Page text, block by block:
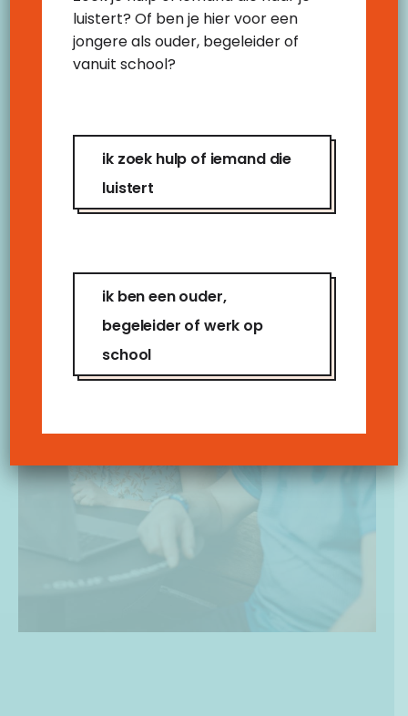
iemand kan praten die je écht snapt. Dat
lucht op. Geeft rust. En helpt je verder.
snapt
luistert? Of ben je hier voor een
jongere als ouder, begeleider of
vanuit school?
ik zoek hulp of iemand die
luistert
ik ben een ouder,
begeleider of werk op
school